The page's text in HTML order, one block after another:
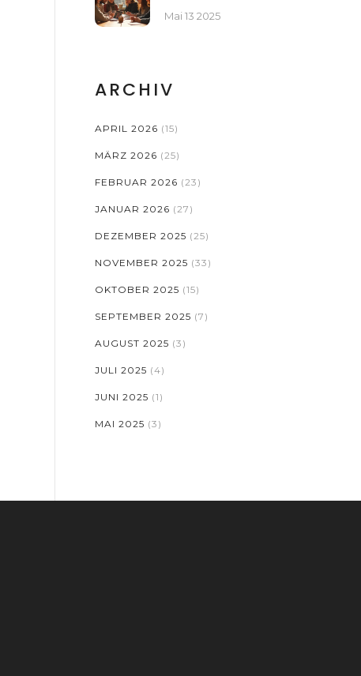
UNTERNEHMEN?
Mai 13 2025
ARCHIV
APRIL 2026 (15)
MÄRZ 2026 (25)
FEBRUAR 2026 (23)
JANUAR 2026 (27)
DEZEMBER 2025 (25)
NOVEMBER 2025 (33)
OKTOBER 2025 (15)
SEPTEMBER 2025 (7)
AUGUST 2025 (3)
JULI 2025 (4)
JUNI 2025 (1)
MAI 2025 (3)